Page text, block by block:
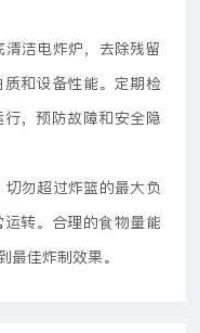
洁电炸炉，去除残留
和设备性能。定期检
，预防故障和安全隐
勿超过炸篮的最大负
转。合理的食物量能
最佳炸制效果。